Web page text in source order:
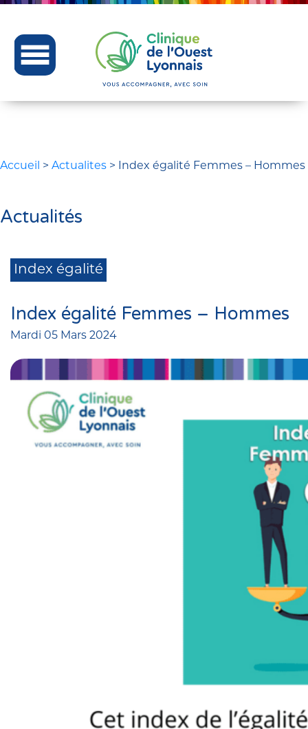
Accueil > Actualites > Index égalité Femmes – Hommes
Actualités
Index égalité
Index égalité Femmes – Hommes
Mardi 05 Mars 2024